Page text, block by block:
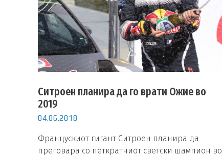
Ситроен планира да го врати Ожие во
2019
04.06.2018
Францускиот гигант Ситроен планира да
преговара со петкратниот светски шампион во